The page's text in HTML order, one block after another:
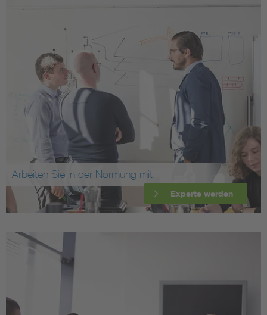
Arbeiten Sie in der Normung mit
Experte werden